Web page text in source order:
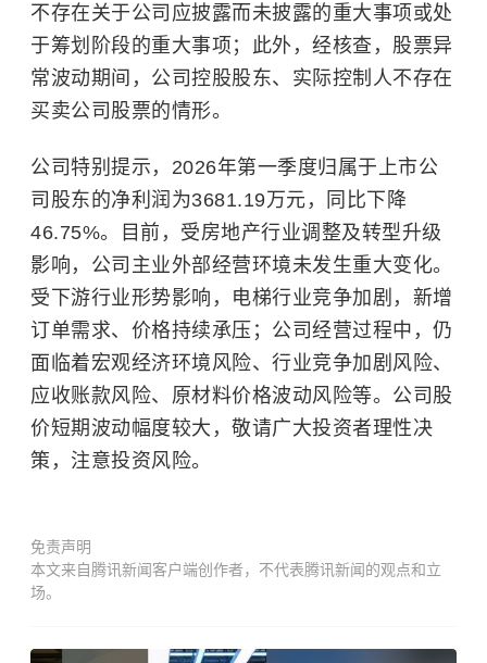
不存在关于公司应披露而未披露的重大事项或处
于筹划阶段的重大事项；此外，经核查，股票异
常波动期间，公司控股股东、实际控制人不存在
买卖公司股票的情形。
公司特别提示，2026年第一季度归属于上市公
司股东的净利润为3681.19万元，同比下降
46.75%。目前，受房地产行业调整及转型升级
影响，公司主业外部经营环境未发生重大变化。
受下游行业形势影响，电梯行业竞争加剧，新增
订单需求、价格持续承压；公司经营过程中，仍
面临着宏观经济环境风险、行业竞争加剧风险、
应收账款风险、原材料价格波动风险等。公司股
价短期波动幅度较大，敬请广大投资者理性决
策，注意投资风险。
免责声明
本文来自腾讯新闻客户端创作者，不代表腾讯新闻的观点和立
场。